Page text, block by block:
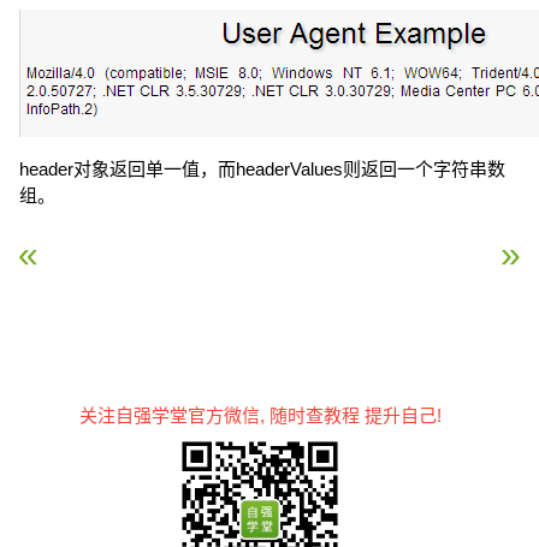
header对象返回单一值，而headerValues则返回一个字符串数
组。
« JSP自定义标签 JSP 异常处理 »
关注自强学堂官方微信, 随时查教程 提升自己!